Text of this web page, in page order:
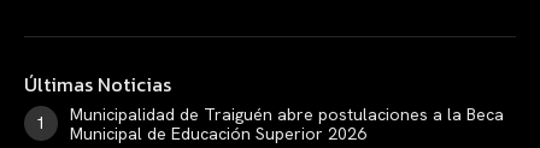
Últimas Noticias
Municipalidad de Traiguén abre postulaciones a la Beca
Municipal de Educación Superior 2026